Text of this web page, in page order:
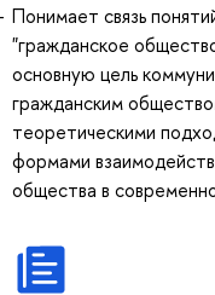
Понимает связь
"гражданское
основную цель
гражданским
теоретическими
формами
общества в